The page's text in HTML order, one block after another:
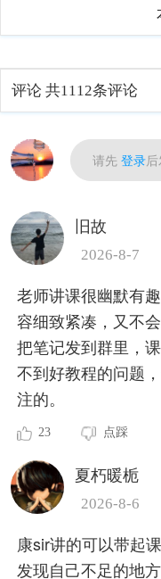
评论 共1112条评论
请先登录
旧故
2026-8-7
老师讲课很幽默有
容细致紧凑，又不
把笔记发到群里，
不到好教程的问题
注的。
23 点踩
夏朽暖栀
2026-8-6
康sir讲的可以带起
发现自己不足的地